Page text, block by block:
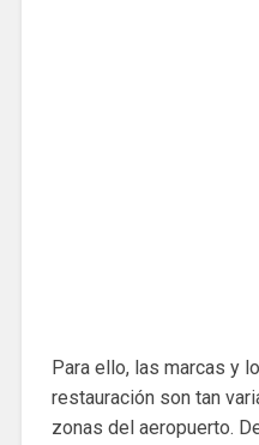
Para ello, las marcas y
restauración son tan
zonas del aeropuerto.